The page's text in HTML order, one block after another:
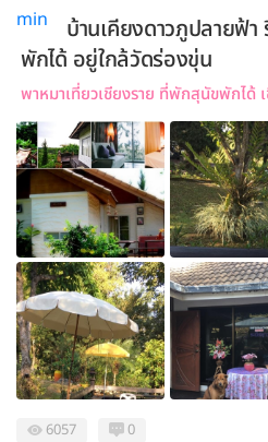
บ้านเคียงดาวภูปลายฟ้
พักได้ อยู่ใกล้วัดร่องขุ่น
พาหมาเที่ยวเชียงราย ที่พักสุนัขพักได้
6057 0